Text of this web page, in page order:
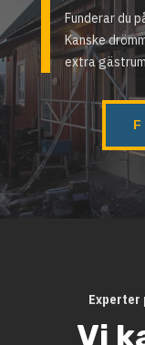
Funderar du
Kanske
extra
Experter
Vi